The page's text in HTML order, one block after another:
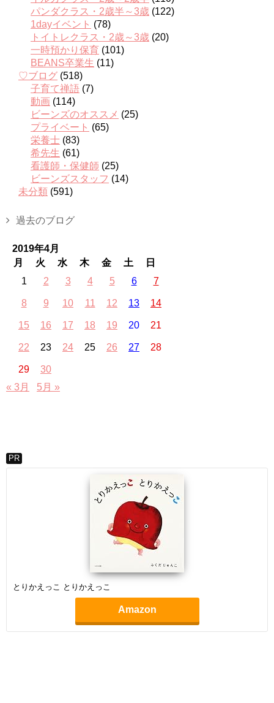
パンダクラス・2歳半～3歳 (122)
1dayイベント (78)
トイトレクラス・2歳～3歳 (20)
一時預かり保育 (101)
BEANS卒業生 (11)
♡ブログ (518)
子育て禅語 (7)
動画 (114)
ビーンズのオススメ (25)
プライベート (65)
栄養士 (83)
希先生 (61)
看護師・保健師 (25)
ビーンズスタッフ (14)
未分類 (591)
過去のブログ
2019年4月
月
火 水 木 金 土
日
1
2 3 4 5 6 7
8 9 10 11 12 13 14
15 16 17 18 19 20 21
22 23 24 25 26 27 28
29
30
« 3月
5月 »
PR
とりかえっこ とりかえっこ
Amazon